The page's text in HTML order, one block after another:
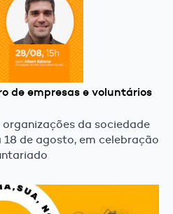
de empresas e voluntários
organizações da sociedade
de agosto, em celebração